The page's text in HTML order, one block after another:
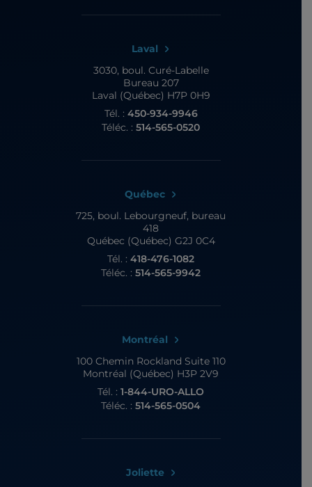
Laval
3030, boul. Curé-Labelle
Bureau 207
Laval (Québec) H7P 0H9
Tél. : 450-934-9946
Téléc. : 514-565-0520
Québec
725, boul. Lebourgneuf, bureau
418
Québec (Québec) G2J 0C4
Tél. : 418-476-1082
Téléc. : 514-565-9942
Montréal
100 Chemin Rockland Suite 110
Montréal (Québec) H3P 2V9
Tél. : 1-844-URO-ALLO
Téléc. : 514-565-0504
Joliette